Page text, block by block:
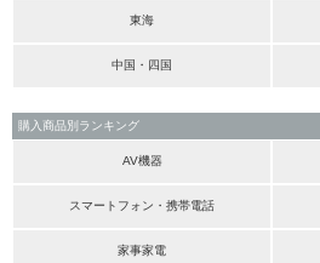
東海
中国・四国
購入商品別ランキング
AV機器
スマートフォン・携帯電話
家事家電